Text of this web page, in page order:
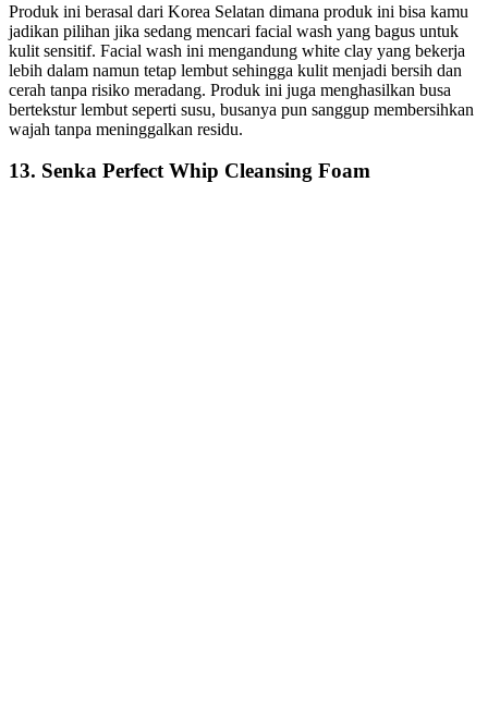
Produk ini berasal dari Korea Selatan dimana produk ini bisa kamu
jadikan pilihan jika sedang mencari facial wash yang bagus untuk
kulit sensitif. Facial wash ini mengandung white clay yang bekerja
lebih dalam namun tetap lembut sehingga kulit menjadi bersih dan
cerah tanpa risiko meradang. Produk ini juga menghasilkan busa
bertekstur lembut seperti susu, busanya pun sanggup membersihkan
wajah tanpa meninggalkan residu.
13. Senka Perfect Whip Cleansing Foam